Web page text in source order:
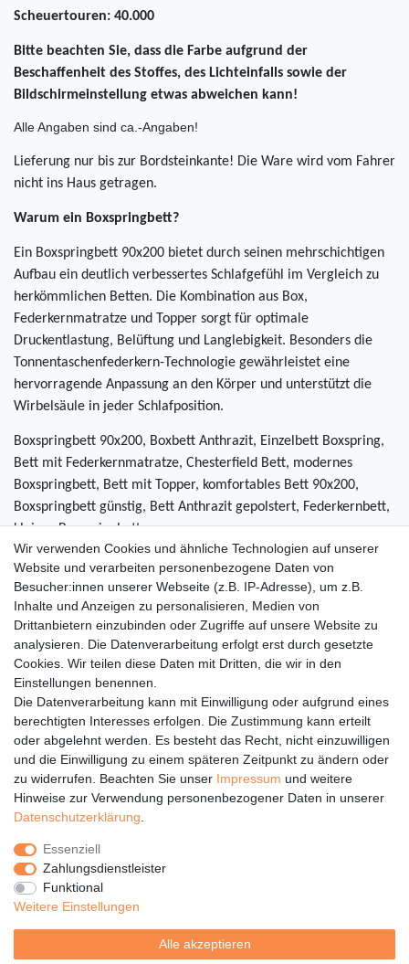
Scheuertouren: 40.000
Bitte beachten Sie, dass die Farbe aufgrund der
Beschaffenheit des Stoffes, des Lichteinfalls sowie der
Bildschirmeinstellung etwas abweichen kann!
Alle Angaben sind ca.-Angaben!
Lieferung nur bis zur Bordsteinkante! Die Ware wird vom Fahrer
nicht ins Haus getragen.
Warum ein Boxspringbett?
Ein Boxspringbett 90x200 bietet durch seinen mehrschichtigen
Aufbau ein deutlich verbessertes Schlafgefühl im Vergleich zu
herkömmlichen Betten. Die Kombination aus Box,
Federkernmatratze und Topper sorgt für optimale
Druckentlastung, Belüftung und Langlebigkeit. Besonders die
Tonnentaschenfederkern-Technologie gewährleistet eine
hervorragende Anpassung an den Körper und unterstützt die
Wirbelsäule in jeder Schlafposition.
Boxspringbett 90x200, Boxbett Anthrazit, Einzelbett Boxspring,
Bett mit Federkernmatratze, Chesterfield Bett, modernes
Boxspringbett, Bett mit Topper, komfortables Bett 90x200,
Boxspringbett günstig, Bett Anthrazit gepolstert, Federkernbett,
kleines Boxspringbett
Dieses Boxspringbett in Anthrazit (90x200 cm) ist die perfekte
Kombination aus Komfort, Stabilität und Design. Ob als
Einzelbett oder stilvolle Ergänzung für Ihr Zuhause – mit diesem
Bett investieren Sie in erholsamen Schlaf und eine hochwertige
Optik.
Rechtliches
Service
Unternehmen
Karriere
Presse
Blog
Wir verwenden Cookies und ähnliche Technologien auf unserer
Website und verarbeiten personenbezogene Daten von
Besucher:innen unserer Webseite (z.B. IP-Adresse), um z.B.
Inhalte und Anzeigen zu personalisieren, Medien von
Drittanbietern einzubinden oder Zugriffe auf unsere Website zu
analysieren. Die Datenverarbeitung erfolgt erst durch gesetzte
Cookies. Wir teilen diese Daten mit Dritten, die wir in den
Einstellungen benennen.
Die Datenverarbeitung kann mit Einwilligung oder aufgrund eines
berechtigten Interesses erfolgen. Die Zustimmung kann erteilt
oder abgelehnt werden. Es besteht das Recht, nicht einzuwilligen
und die Einwilligung zu einem späteren Zeitpunkt zu ändern oder
zu widerrufen. Beachten Sie unser Impressum und weitere
Hinweise zur Verwendung personenbezogener Daten in unserer
Daten­schutz­erklärung
Essenziell
Zahlungsdienstleister
Funktional
Weitere Einstellungen
Alle akzeptieren